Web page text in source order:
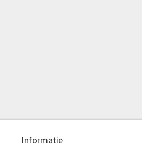
Informatie